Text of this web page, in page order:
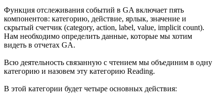
Функция отслеживания событий в GA включает пять
компонентов: категорию, действие, ярлык, значение и
скрытый счетчик (category, action, label, value, implicit count).
Нам необходимо определить данные, которые мы хотим
видеть в отчетах GA.
Всю деятельность связанную с чтением мы объединим в одну
категорию и назовем эту категорию Reading.
В этой категории будет четыре основных действия: